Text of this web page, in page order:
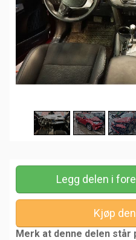
Legg delen i
Merk at denne delen står